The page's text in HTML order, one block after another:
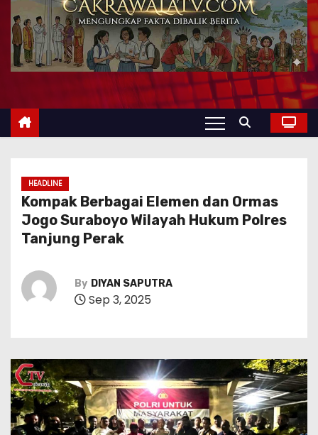
HEADLINE
Kompak Berbagai Elemen dan Ormas
Jogo Suraboyo Wilayah Hukum Polres
Tanjung Perak
By DIYAN SAPUTRA
Sep 3, 2025